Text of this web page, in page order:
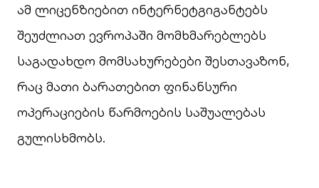
ამ ლიცენზიებით ინტერნეტგიგანტებს
შეუძლიათ ევროპაში მომხმარებლებს
საგადახდო მომსახურებები შესთავაზონ,
რაც მათი ბარათებით ფინანსური
ოპერაციების წარმოების საშუალებას
გულისხმობს.